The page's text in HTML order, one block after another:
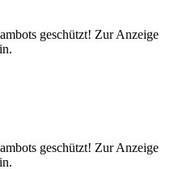
geschützt! Zur Anzeige
geschützt! Zur Anzeige